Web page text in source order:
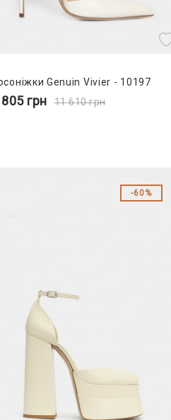
Genuin Vivier - 10197
грн 11 610грн
60%